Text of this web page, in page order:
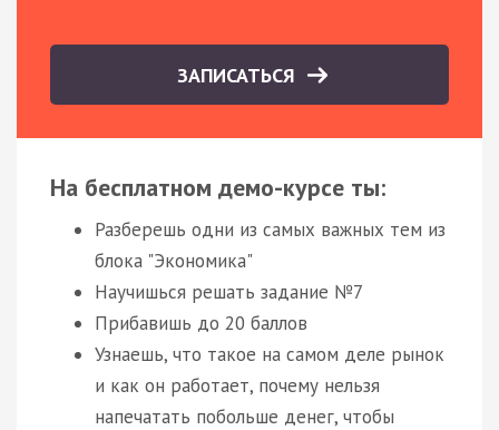
ЗАПИСАТЬСЯ
На бесплатном демо-курсе ты:
Разберешь одни из самых важных тем из
блока "Экономика"
Научишься решать задание №7
Прибавишь до 20 баллов
Узнаешь, что такое на самом деле рынок
и как он работает, почему нельзя
напечатать побольше денег, чтобы